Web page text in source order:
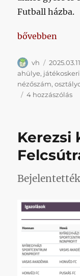
Futball házba.
„Napikispest
bővebben
Szerző
vh Közzétéve
ahülye,
nézőszám,
4 hozzászólás
Kerezsi